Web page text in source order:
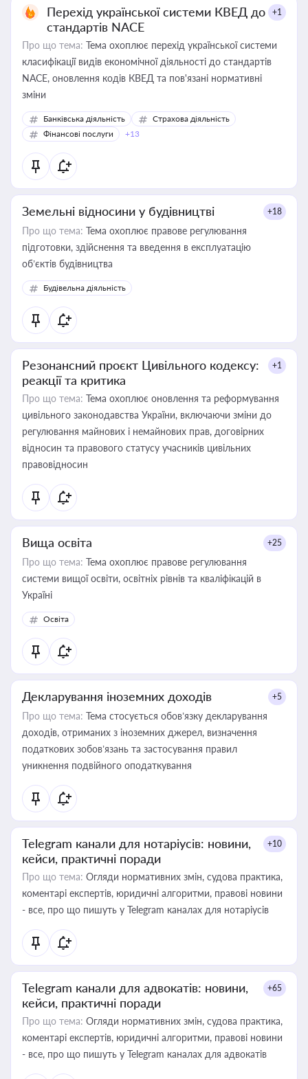
Перехід української системи КВЕД до
стандартів NACE
+1
Про що тема: Тема охоплює перехід української системи
класифікації видів економічної діяльності до стандартів
NACE, оновлення кодів КВЕД та пов'язані нормативні
зміни
Банківська діяльність
Страхова діяльність
Фінансові послуги
+13
Земельні відносини у будівництві +18
Про що тема: Тема охоплює правове регулювання
підготовки, здійснення та введення в експлуатацію
об’єктів будівництва
Будівельна діяльність
Резонансний проєкт Цивільного кодексу:
реакції та критика
+1
Про що тема: Тема охоплює оновлення та реформування
цивільного законодавства України, включаючи зміни до
регулювання майнових і немайнових прав, договірних
відносин та правового статусу учасників цивільних
правовідносин
Вища освіта +25
Про що тема: Тема охоплює правове регулювання
системи вищої освіти, освітніх рівнів та кваліфікацій в
Україні
Освіта
Декларування іноземних доходів +5
Про що тема: Тема стосується обов’язку декларування
доходів, отриманих з іноземних джерел, визначення
податкових зобов’язань та застосування правил
уникнення подвійного оподаткування
Telegram канали для нотаріусів: новини,
кейси, практичні поради
+10
Про що тема: Огляди нормативних змін, судова практика,
коментарі експертів, юридичні алгоритми, правові новини
- все, про що пишуть у Telegram каналах для нотаріусів
Telegram канали для адвокатів: новини,
кейси, практичні поради
+65
Про що тема: Огляди нормативних змін, судова практика,
коментарі експертів, юридичні алгоритми, правові новини
- все, про що пишуть у Telegram каналах для адвокатів